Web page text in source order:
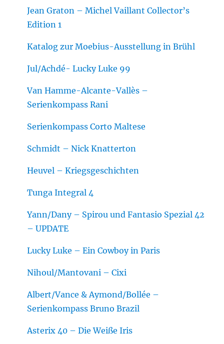
Jean Graton – Michel Vaillant Collector’s
Edition 1
Katalog zur Moebius-Ausstellung in Brühl
Jul/Achdé- Lucky Luke 99
Van Hamme-Alcante-Vallès –
Serienkompass Rani
Serienkompass Corto Maltese
Schmidt – Nick Knatterton
Heuvel – Kriegsgeschichten
Tunga Integral 4
Yann/Dany – Spirou und Fantasio Spezial 42
– UPDATE
Lucky Luke – Ein Cowboy in Paris
Nihoul/Mantovani – Cixi
Albert/Vance & Aymond/Bollée –
Serienkompass Bruno Brazil
Asterix 40 – Die Weiße Iris